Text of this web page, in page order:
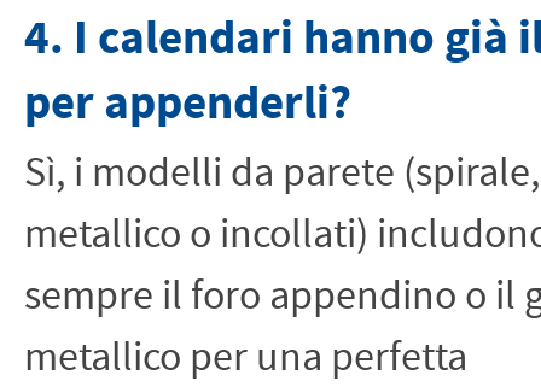
4. I calendari hanno già
per appenderli?
Sì, i modelli da parete
metallico o incollati)
sempre il foro appendino o il
metallico per una perfetta